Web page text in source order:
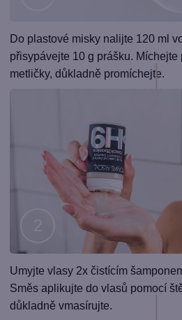
Krok
1
Do plastové misky nalijte 120 ml
přisypávejte 10 g prášku. Míchejte
metličky, důkladně promíchejte.
Krok
2
Umyjte vlasy 2x čistícím
Směs aplikujte do vlasů pomocí
důkladně vmasírujte.